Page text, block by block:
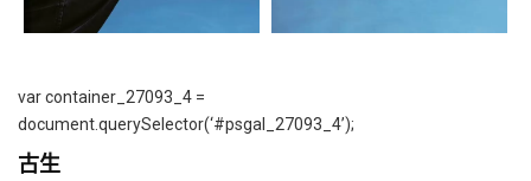
var container_27093_4 =
document.querySelector(‘#psgal_27093_4’);
古生